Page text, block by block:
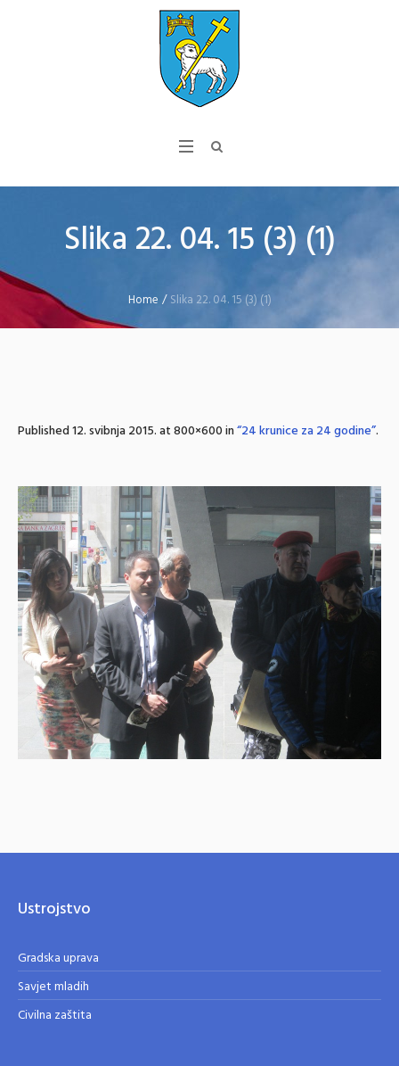
Slika 22. 04. 15 (3) (1)
Home /Slika 22. 04. 15 (3) (1)
Published12. svibnja 2015.at 800×600 in“24 krunice za 24 godine”.
Ustrojstvo
Gradska uprava
Savjet mladih
Civilna zaštita